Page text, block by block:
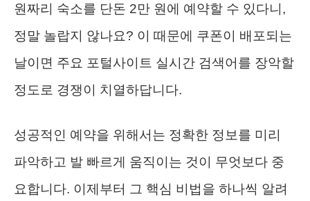
원짜리 숙소를 단돈 2만 원에 예약할 수 있다니,
정말 놀랍지 않나요? 이 때문에 쿠폰이 배포되는
날이면 주요 포털사이트 실시간 검색어를 장악할
정도로 경쟁이 치열하답니다.
성공적인 예약을 위해서는 정확한 정보를 미리
파악하고 발 빠르게 움직이는 것이 무엇보다 중
요합니다. 이제부터 그 핵심 비법을 하나씩 알려